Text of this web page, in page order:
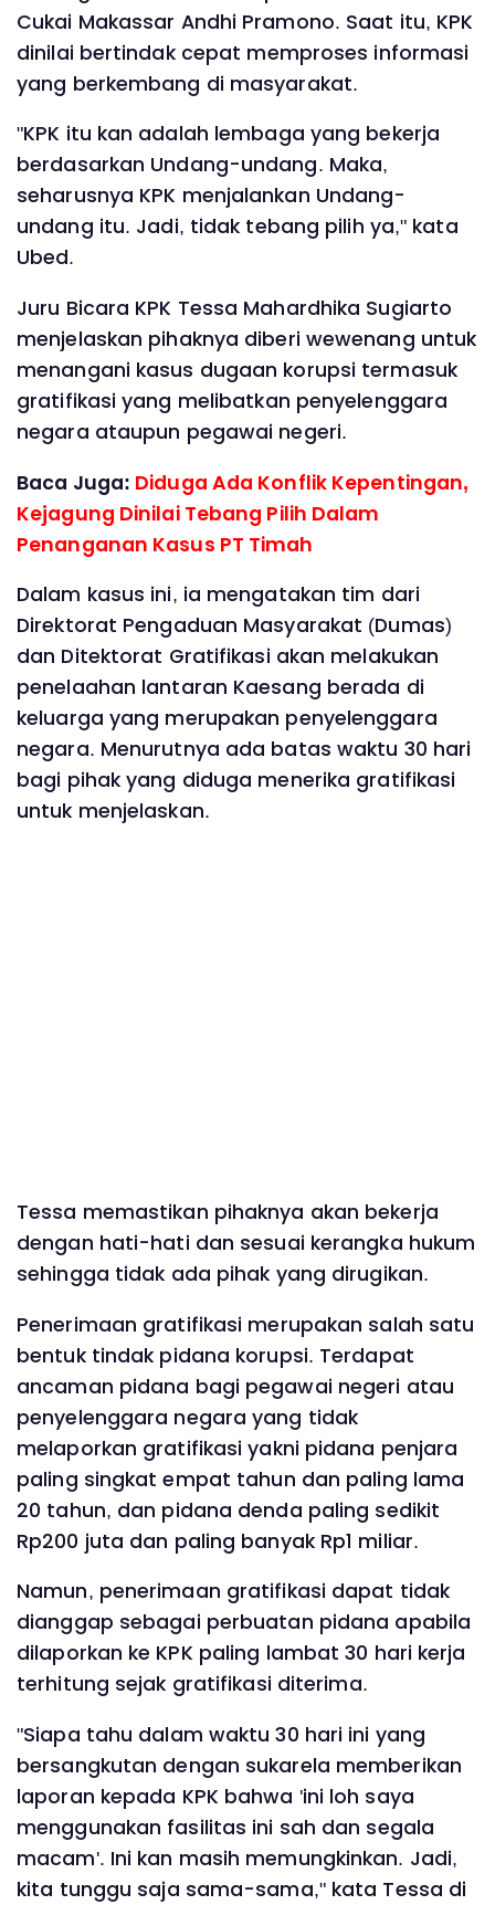
Cukai Makassar Andhi Pramono. Saat itu, KPK
dinilai bertindak cepat memproses informasi
yang berkembang di masyarakat.
"KPK itu kan adalah lembaga yang bekerja
berdasarkan Undang-undang. Maka,
seharusnya KPK menjalankan Undang-
undang itu. Jadi, tidak tebang pilih ya," kata
Ubed.
Juru Bicara KPK Tessa Mahardhika Sugiarto
menjelaskan pihaknya diberi wewenang untuk
menangani kasus dugaan korupsi termasuk
gratifikasi yang melibatkan penyelenggara
negara ataupun pegawai negeri.
Baca Juga: Diduga Ada Konflik Kepentingan,
Kejagung Dinilai Tebang Pilih Dalam
Penanganan Kasus PT Timah
Dalam kasus ini, ia mengatakan tim dari
Direktorat Pengaduan Masyarakat (Dumas)
dan Ditektorat Gratifikasi akan melakukan
penelaahan lantaran Kaesang berada di
keluarga yang merupakan penyelenggara
negara. Menurutnya ada batas waktu 30 hari
bagi pihak yang diduga menerika gratifikasi
untuk menjelaskan.
Tessa memastikan pihaknya akan bekerja
dengan hati-hati dan sesuai kerangka hukum
sehingga tidak ada pihak yang dirugikan.
Penerimaan gratifikasi merupakan salah satu
bentuk tindak pidana korupsi. Terdapat
ancaman pidana bagi pegawai negeri atau
penyelenggara negara yang tidak
melaporkan gratifikasi yakni pidana penjara
paling singkat empat tahun dan paling lama
20 tahun, dan pidana denda paling sedikit
Rp200 juta dan paling banyak Rp1 miliar.
Namun, penerimaan gratifikasi dapat tidak
dianggap sebagai perbuatan pidana apabila
dilaporkan ke KPK paling lambat 30 hari kerja
terhitung sejak gratifikasi diterima.
"Siapa tahu dalam waktu 30 hari ini yang
bersangkutan dengan sukarela memberikan
laporan kepada KPK bahwa 'ini loh saya
menggunakan fasilitas ini sah dan segala
macam'. Ini kan masih memungkinkan. Jadi,
kita tunggu saja sama-sama," kata Tessa di